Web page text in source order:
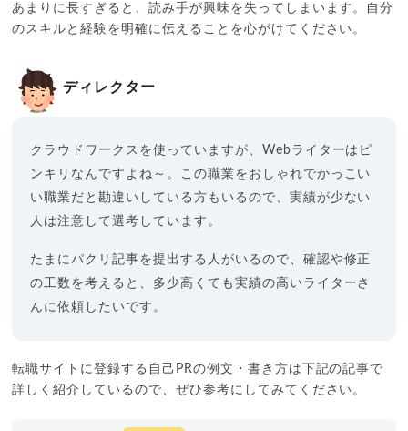
あまりに長すぎると、読み手が興味を失ってしまいます。自分
のスキルと経験を明確に伝えることを心がけてください。
ディレクター
クラウドワークスを使っていますが、Webライターはピ
ンキリなんですよね～。この職業をおしゃれでかっこい
い職業だと勘違いしている方もいるので、実績が少ない
人は注意して選考しています。
たまにパクリ記事を提出する人がいるので、確認や修正
の工数を考えると、多少高くても実績の高いライターさ
んに依頼したいです。
転職サイトに登録する自己PRの例文・書き方は下記の記事で
詳しく紹介しているので、ぜひ参考にしてみてください。